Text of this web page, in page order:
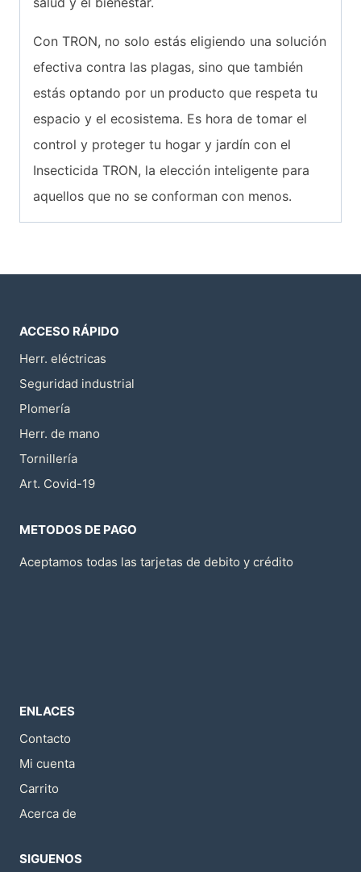
Con TRON, no solo estás eligiendo una solución
efectiva contra las plagas, sino que también
estás optando por un producto que respeta tu
espacio y el ecosistema. Es hora de tomar el
control y proteger tu hogar y jardín con el
Insecticida TRON, la elección inteligente para
aquellos que no se conforman con menos.
ACCESO RÁPIDO
Herr. eléctricas
Seguridad industrial
Plomería
Herr. de mano
Tornillería
Art. Covid-19
METODOS DE PAGO
Aceptamos todas las tarjetas de debito y crédito
ENLACES
Contacto
Mi cuenta
Carrito
Acerca de
SIGUENOS